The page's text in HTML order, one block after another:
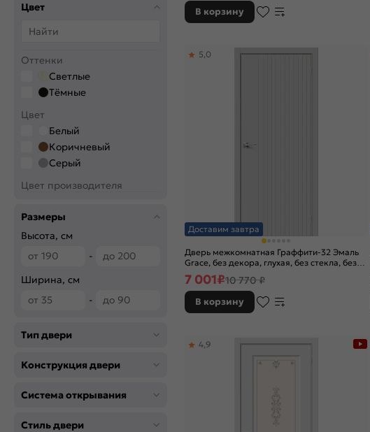
Цвет
Оттенки
Светлые
Тёмные
Цвет
Белый
Коричневый
Серый
Цвет производителя
Fresco
Grace
Italiano Vero
Original Oak
Wenge Melinga
Лайт грей
Медиум грей
Т-04 (Медовый)
Размеры
Высота, см
-
Ширина, см
-
Тип двери
Конструкция двери
Система открывания
Стиль двери
В корзину
Доставим завтра
Дверь межкомнатная Граффити-32 Эмаль
Grace, без декора, глухая, без стекла, без
кромки, каркасно-щитовая
5,0
7 001₽10 770 ₽
В корзину
4,9